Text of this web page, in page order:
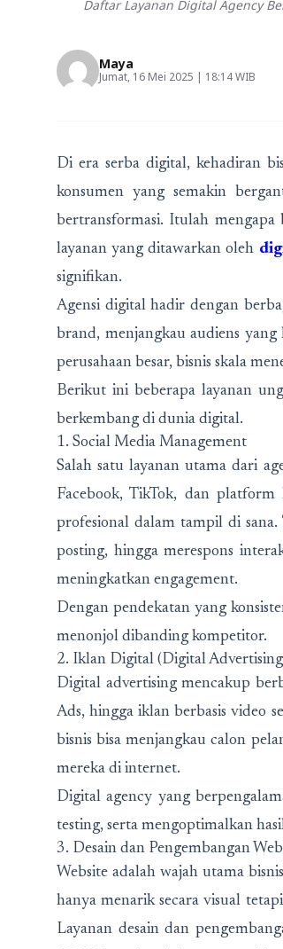
Daftar Layanan Digital Agency
Maya
Jumat, 16 Mei 2025 | 18:14 WIB
Di era serba digital, kehadiran
konsumen yang semakin
bertransformasi. Itulah
layanan yang ditawarkan oleh
signifikan.
Agensi digital hadir dengan
brand, menjangkau audiens
perusahaan besar, bisnis skala
Berikut ini beberapa layanan
berkembang di dunia digital.
1. Social Media Management
Salah satu layanan utama dari
Facebook, TikTok, dan
profesional dalam tampil di
posting, hingga merespons
meningkatkan engagement.
Dengan pendekatan yang
menonjol dibanding kompetitor.
2. Iklan Digital (Digital
Digital advertising mencakup
Ads, hingga iklan berbasis video
bisnis bisa menjangkau calon
mereka di internet.
Digital agency yang
testing, serta mengoptimalkan
3. Desain dan Pengembangan
Website adalah wajah utama
hanya menarik secara visual
Layanan desain dan